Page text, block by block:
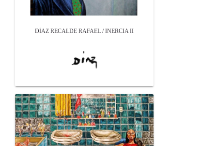
DÍAZ RECALDE RAFAEL / INERCIA II